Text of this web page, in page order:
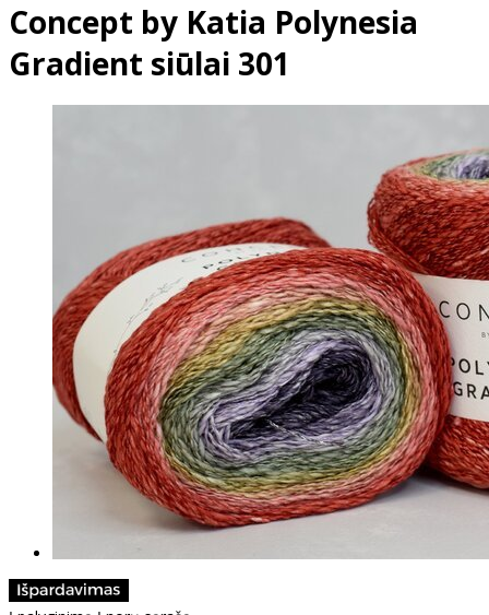
Concept by Katia Polynesia
Gradient siūlai 301